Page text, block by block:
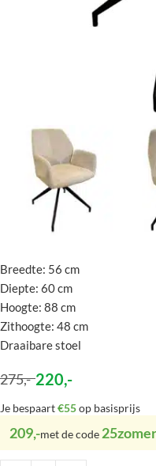
Breedte: 56 cm
Diepte: 60 cm
Hoogte: 88 cm
Zithoogte: 48 cm
Draaibare stoel
275,- 220,-
Je bespaart€55op basisprijs
209,-met de code 25zomer